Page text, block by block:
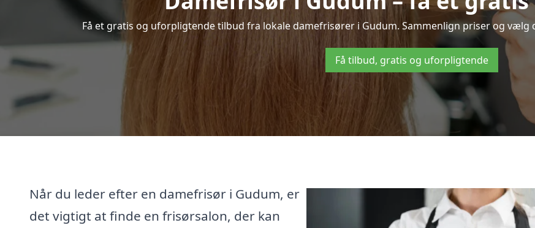
Få et gratis og uforpligtende tilbud fra lokale damefrisører i Gudum. Sammenlign priser og
Få tilbud, gratis og uforpligtende
Når du leder efter en damefrisør i Gudum, er
det vigtigt at finde en frisørsalon, der kan